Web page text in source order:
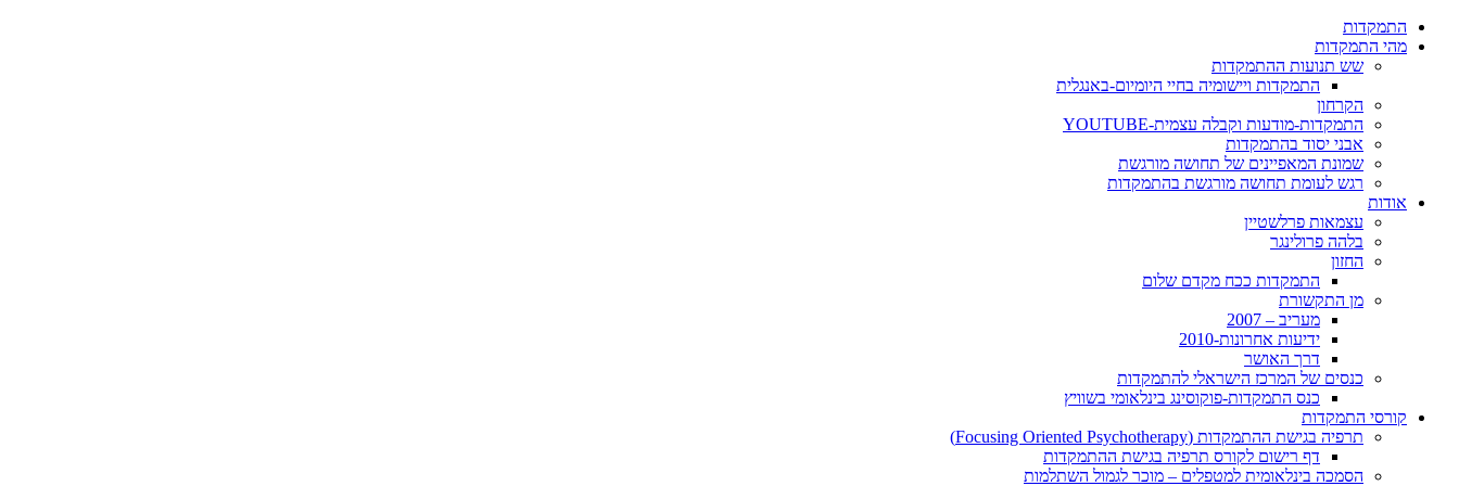
התמקדות
מהי התמקדות
שש תנועות ההתמקדות
התמקדות ויישומיה בחיי היומיום-באנגלית
הקרחון
התמקדות-מודעות וקבלה עצמית-YOUTUBE
אבני יסוד בהתמקדות
שמונת המאפיינים של תחושה מורגשת
רגש לעומת תחושה מורגשת בהתמקדות
אודות
עצמאות פרלשטיין
בלהה פרולינגר
החזון
התמקדות ככח מקדם שלום
מן התקשורת
מעריב – 2007
ידיעות אחרונות-2010
דרך האושר
כנסים של המרכז הישראלי להתמקדות
כנס התמקדות-פוקוסינג בינלאומי בשוויץ
קורסי התמקדות
תרפיה בגישת ההתמקדות (Focusing Oriented Psychotherapy)
דף רישום לקורס תרפיה בגישת ההתמקדות
הסמכה בינלאומית למטפלים – מוכר לגמול השתלמות